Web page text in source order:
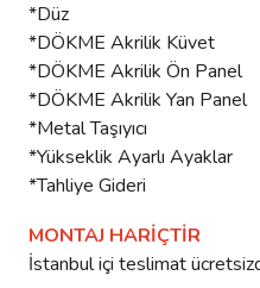
*Düz
*DÖKME Akrilik Küvet
*DÖKME Akrilik Ön Panel
*DÖKME Akrilik Yan Panel
*Metal Taşıyıcı
*Yükseklik Ayarlı Ayaklar
*Tahliye Gideri
MONTAJ HARİÇTİR
İstanbul içi teslimat